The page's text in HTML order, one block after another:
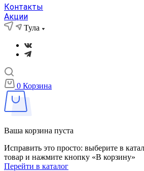
Контакты
Акции
Тула
0 Корзина
Ваша корзина пуста
Исправить это просто: выберите в
товар и нажмите кнопку «В корзину»
Перейти в каталог